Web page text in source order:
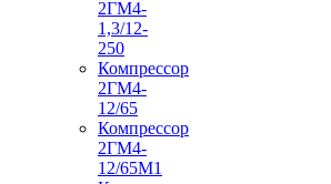
2ГМ4-
1,3/12-
250
Компрессор
2ГМ4-
12/65
Компрессор
2ГМ4-
12/65М1